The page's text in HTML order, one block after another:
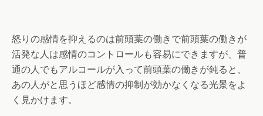
怒りの感情を抑えるのは前頭葉の働きで前頭葉の働きが
活発な人は感情のコントロールも容易にできますが、普
通の人でもアルコールが入って前頭葉の働きが鈍ると、
あの人がと思うほど感情の抑制が効かなくなる光景をよ
く見かけます。